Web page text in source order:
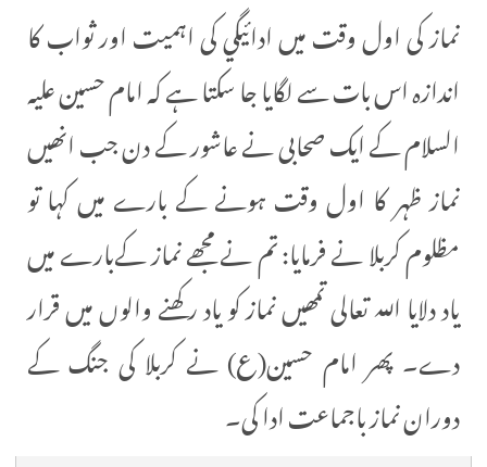
نماز کی اول وقت میں ادائيگي کی اہمیت اور ثواب کا
اندازہ اس بات سے لگایا جا سکتا ہے کہ امام حسین علیہ
السلام کے ایک صحابی نے عاشور کے دن جب انھیں
نماز ظہر کا اول وقت ہونے کے بارے میں کہا تو
مظلوم کربلا نے فرمایا: تم نے مجھے نماز کےبارے میں
یاد دلایا اللہ تعالی تمھیں نماز کو یاد رکھنے والوں میں قرار
دے۔ پھر امام حسین(ع) نے کربلا کی جنگ کے
دوران نماز باجماعت ادا کی۔